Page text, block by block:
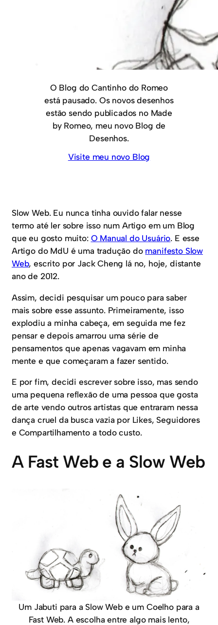
O Blog do Cantinho do Romeo
está pausado. Os novos desenhos
estão sendo publicados no Made
by Romeo, meu novo Blog de
Desenhos.
Visite meu novo Blog
Slow Web. Eu nunca tinha ouvido falar nesse
termo até ler sobre isso num Artigo em um Blog
que eu gosto muito: O Manual do Usuário. E esse
Artigo do MdU é uma tradução do manifesto Slow
Web, escrito por Jack Cheng lá no, hoje, distante
ano de 2012.
Assim, decidi pesquisar um pouco para saber
mais sobre esse assunto. Primeiramente, isso
explodiu a minha cabeça, em seguida me fez
pensar e depois amarrou uma série de
pensamentos que apenas vagavam em minha
mente e que começaram a fazer sentido.
E por fim, decidi escrever sobre isso, mas sendo
uma pequena reflexão de uma pessoa que gosta
de arte vendo outros artistas que entraram nessa
dança cruel da busca vazia por Likes, Seguidores
e Compartilhamento a todo custo.
A Fast Web e a Slow Web
Um Jabuti para a Slow Web e um Coelho para a
Fast Web. A escolha entre algo mais lento,